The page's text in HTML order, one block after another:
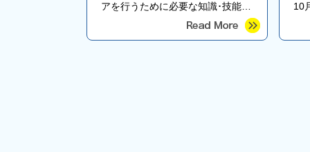
アを行うために必要な知識･技能･
つながりが得られる研修
10